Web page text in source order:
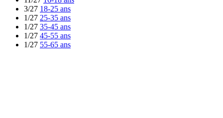
3/27 18-25 ans
1/27 25-35 ans
1/27 35-45 ans
1/27 45-55 ans
1/27 55-65 ans